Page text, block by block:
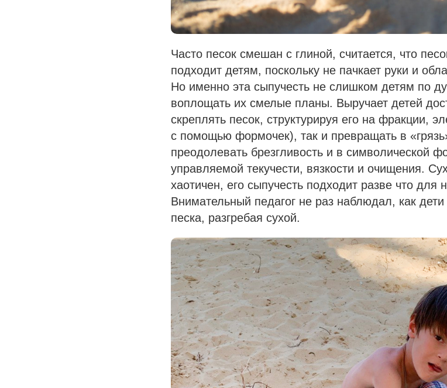
Часто песок смешан с глиной, считается, что
подходит детям, поскольку не пачкает руки и
Но именно эта сыпучесть не слишком детям по
воплощать их смелые планы. Выручает детей
скреплять песок, структурируя его на фракции,
с помощью формочек), так и превращать в
преодолевать брезгливость и в символической
управляемой текучести, вязкости и очищения.
хаотичен, его сыпучесть подходит разве что
Внимательный педагог не раз наблюдал, как
песка, разгребая сухой.